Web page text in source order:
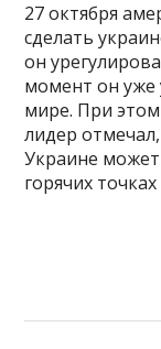
27 октября
сделать
он
момент он уже
мире. При
лидер
Украине
горячих